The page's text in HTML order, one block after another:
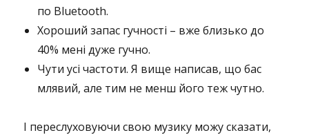
по Bluetooth.
Хороший запас гучності – вже близько до
40% мені дуже гучно.
Чути усі частоти. Я вище написав, що бас
млявий, але тим не менш його теж чутно.
І переслуховуючи свою музику можу сказати,